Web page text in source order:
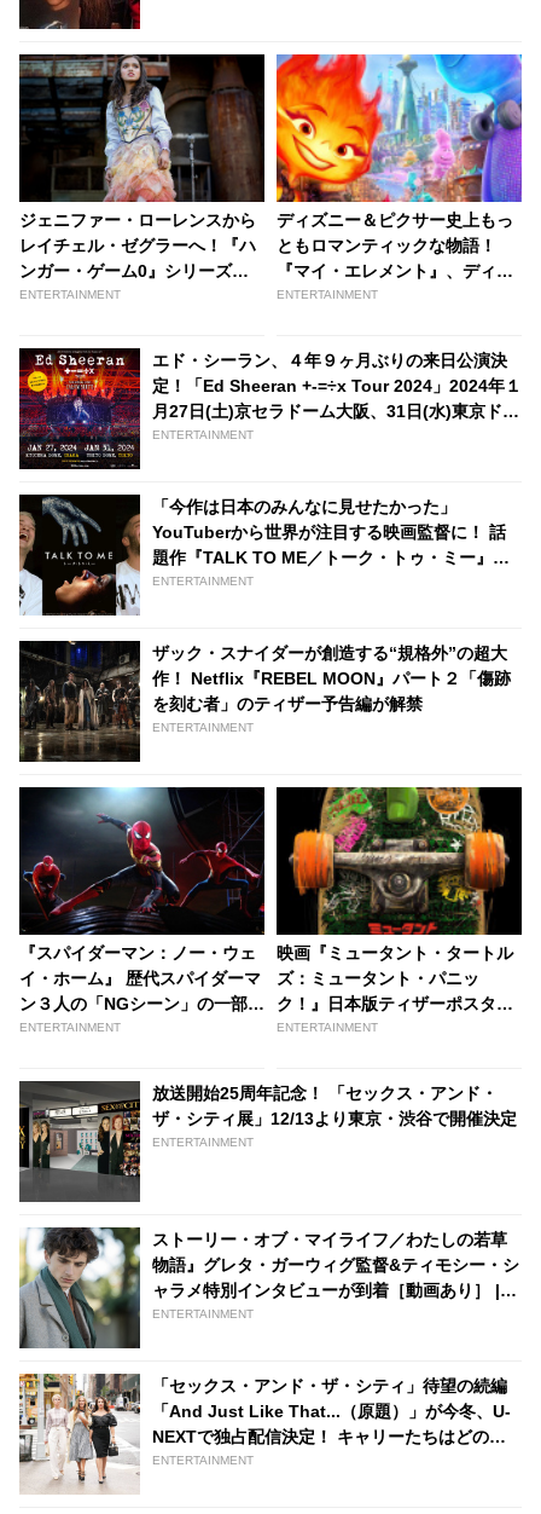
ジェニファー・ローレンスから
レイチェル・ゼグラーへ！『ハ
ンガー・ゲーム0』シリーズ前
日譚の新たなヒロイン”ルーシ
像解禁
ENTERTAINMENT
ディズニー＆ピクサー史上もっ
ともロマンティックな物語！
『マイ・エレメント』、ディズ
ニープラスで11/1より独占配信
ENTERTAINMENT
エド・シーラン、４年９ヶ月ぶりの来日公演決
定！「Ed Sheeran +-=÷x Tour 2024」2024年１
月27日(土)京セラドーム大阪、31日(水)東京ドー
ムにて開催
ENTERTAINMENT
「今作は日本のみんなに見せたかった」
YouTuberから世界が注目する映画監督に！ 話
題作『TALK TO ME／トーク・トゥ・ミー』フ
ィリッポウ兄弟が緊急来日［イベントレポー
ENTERTAINMENT
ザック・スナイダーが創造する“規格外”の超大
作！ Netflix『REBEL MOON』パート２「傷跡
を刻む者」のティザー予告編が解禁
ENTERTAINMENT
『スパイダーマン：ノー・ウェ
イ・ホーム』 歴代スパイダーマ
ン３人の「NGシーン」の一部を
特別公開！ 和気あいあい撮影現
シーンも満載［動画あり］ -
tvgroove
ENTERTAINMENT
映画『ミュータント・タートル
ズ：ミュータント・パニッ
ク！』日本版ティザーポスター
解禁！ ぎっしり詰め込まれたグ
ENTERTAINMENT
放送開始25周年記念！ 「セックス・アンド・
ザ・シティ展」12/13より東京・渋谷で開催決定
ENTERTAINMENT
ストーリー・オブ・マイライフ／わたしの若草
物語』グレタ・ガーウィグ監督&ティモシー・シ
ャラメ特別インタビューが到着［動画あり］ |
tvgroove
ENTERTAINMENT
「セックス・アンド・ザ・シティ」待望の続編
「And Just Like That...（原題）」が今冬、U-
NEXTで独占配信決定！ キャリーたちはどのよ
うな日々を送っている・・？［ティザー予告あ
ENTERTAINMENT